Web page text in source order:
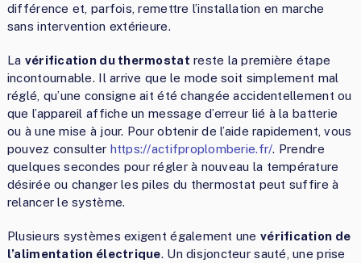
différence et, parfois, remettre l’installation en marche
sans intervention extérieure.
La vérification du thermostat reste la première étape
incontournable. Il arrive que le mode soit simplement mal
réglé, qu’une consigne ait été changée accidentellement ou
que l’appareil affiche un message d’erreur lié à la batterie
ou à une mise à jour. Pour obtenir de l’aide rapidement, vous
pouvez consulter https://actifproplomberie.fr/. Prendre
quelques secondes pour régler à nouveau la température
désirée ou changer les piles du thermostat peut suffire à
relancer le système.
Plusieurs systèmes exigent également unevérification de
l’alimentation électrique. Un disjoncteur sauté, une prise